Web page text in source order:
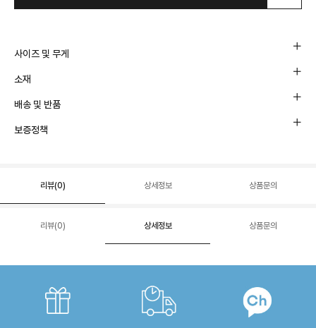
사이즈 및 무게
소재
배송 및 반품
보증정책
리뷰(0) 상세정보 상품문의
리뷰(0) 상세정보 상품문의